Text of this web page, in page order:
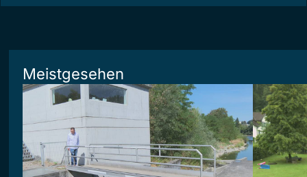
Meistgesehen